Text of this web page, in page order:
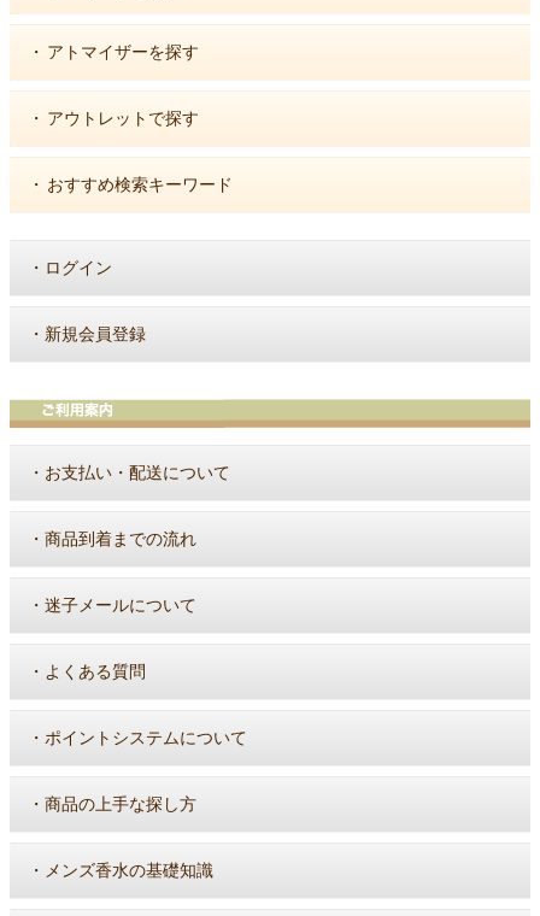
・ アトマイザーを探す
・ アウトレットで探す
・ おすすめ検索キーワード
・ ログイン
・ 新規会員登録
・ お支払い・配送について
・ 商品到着までの流れ
・ 迷子メールについて
・ よくある質問
・ ポイントシステムについて
・ 商品の上手な探し方
・ メンズ香水の基礎知識